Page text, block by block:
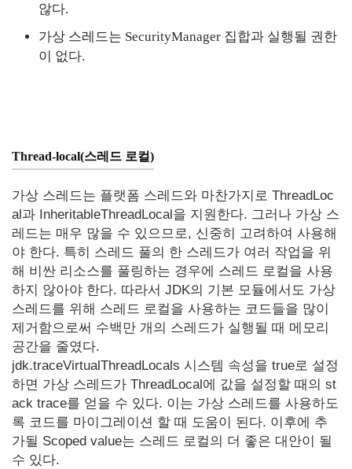
않다.
가상 스레드는 SecurityManager 집합과 실행될 권한
이 없다.
Thread-local(스레드 로컬)
가상 스레드는 플랫폼 스레드와 마찬가지로 ThreadLoc
al과 InheritableThreadLocal을 지원한다. 그러나 가상 스
레드는 매우 많을 수 있으므로, 신중히 고려하여 사용해
야 한다. 특히 스레드 풀의 한 스레드가 여러 작업을 위
해 비싼 리소스를 풀링하는 경우에 스레드 로컬을 사용
하지 않아야 한다. 따라서 JDK의 기본 모듈에서도 가상
스레드를 위해 스레드 로컬을 사용하는 코드들을 많이
제거함으로써 수백만 개의 스레드가 실행될 때 메모리
공간을 줄였다.
jdk.traceVirtualThreadLocals 시스템 속성을 true로 설정
하면 가상 스레드가 ThreadLocal에 값을 설정할 때의 st
ack trace를 얻을 수 있다. 이는 가상 스레드를 사용하도
록 코드를 마이그레이션 할 때 도움이 된다. 이후에 추
가될 Scoped value는 스레드 로컬의 더 좋은 대안이 될
수 있다.